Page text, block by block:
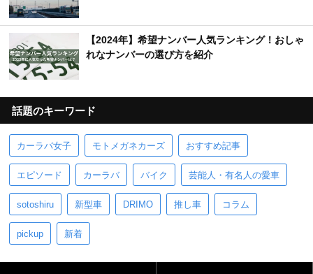
【2024年】希望ナンバー人気ランキング！おしゃ
れなナンバーの選び方を紹介
話題のキーワード
カーラバ女子 モトメガネカーズ おすすめ記事
エピソード カーラバ バイク 芸能人・有名人の愛車
sotoshiru 新型車 DRIMO 推し車 コラム
pickup 新着